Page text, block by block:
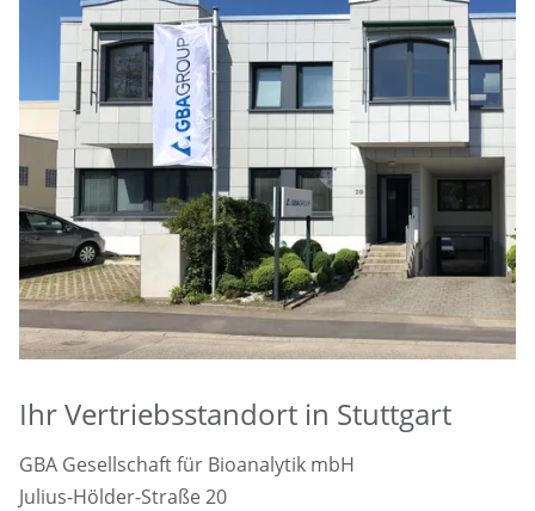
Ihr Vertriebsstandort in Stuttgart
GBA Gesellschaft für Bioanalytik mbH
Julius-Hölder-Straße 20